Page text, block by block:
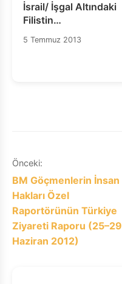
İsrail/ İşgal Altındaki
Filistin
Topraklarında
5 Temmuz 2013
Yazı
gezinmesi
Önceki:
BM Göçmenlerin İnsan
Hakları Özel
Raportörünün Türkiye
Ziyareti Raporu (25–29
Haziran 2012)